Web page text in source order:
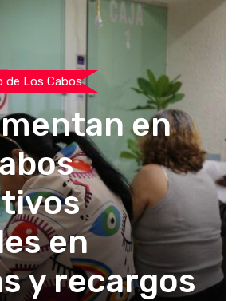
de Los Cabos
en
en
y recargos